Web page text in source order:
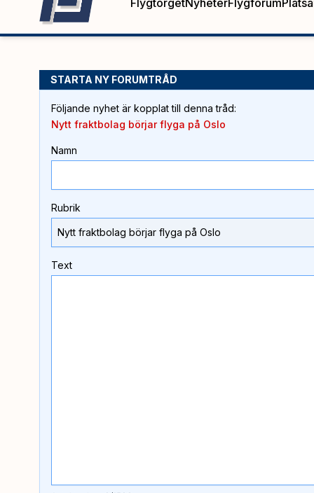
STARTA NY FORUMTRÅD
Följande nyhet är kopplat till denna tråd:
Nytt fraktbolag börjar flyga på Oslo
Namn
Rubrik
Text